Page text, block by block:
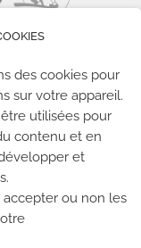
partout en
des cookies pour
sur votre appareil.
utilisées pour
contenu et en
et
ou non les